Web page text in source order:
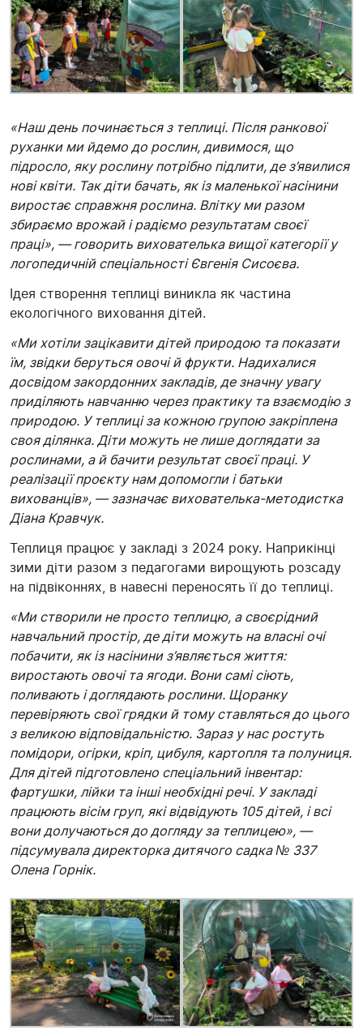
«Наш день починається з теплиці. Після ранкової
руханки ми йдемо до рослин, дивимося, що
підросло, яку рослину потрібно підлити, де з’явилися
нові квіти. Так діти бачать, як із маленької насінини
виростає справжня рослина. Влітку ми разом
збираємо врожай і радіємо результатам своєї
праці», — говорить вихователька вищої категорії у
логопедичній спеціальності Євгенія Сисоєва.
Ідея створення теплиці виникла як частина
екологічного виховання дітей.
«Ми хотіли зацікавити дітей природою та показати
їм, звідки беруться овочі й фрукти. Надихалися
досвідом закордонних закладів, де значну увагу
приділяють навчанню через практику та взаємодію з
природою. У теплиці за кожною групою закріплена
своя ділянка. Діти можуть не лише доглядати за
рослинами, а й бачити результат своєї праці. У
реалізації проєкту нам допомогли і батьки
вихованців», — зазначає вихователька-методистка
Діана Кравчук.
Теплиця працює у закладі з 2024 року. Наприкінці
зими діти разом з педагогами вирощують розсаду
на підвіконнях, в навесні переносять її до теплиці.
«Ми створили не просто теплицю, а своєрідний
навчальний простір, де діти можуть на власні очі
побачити, як із насінини з’являється життя:
виростають овочі та ягоди. Вони самі сіють,
поливають і доглядають рослини. Щоранку
перевіряють свої грядки й тому ставляться до цього
з великою відповідальністю. Зараз у нас ростуть
помідори, огірки, кріп, цибуля, картопля та полуниця.
Для дітей підготовлено спеціальний інвентар:
фартушки, лійки та інші необхідні речі. У закладі
працюють вісім груп, які відвідують 105 дітей, і всі
вони долучаються до догляду за теплицею», —
підсумувала директорка дитячого садка № 337
Олена Горнік.